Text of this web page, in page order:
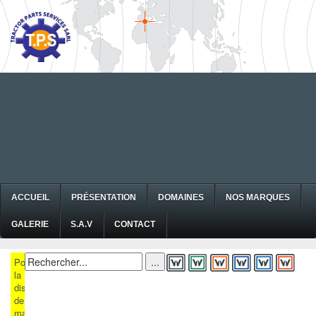
ACCUEIL PRÉSENTATION DOMAINES NOS MARQUES
GALERIE S.A.V CONTACT
Pour
la
disponibilité
de
matériels